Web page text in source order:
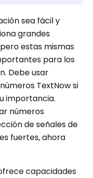
sea fácil y
grandes
estas mismas
para los
Debe usar
TextNow si
importancia.
números
de señales de
fuertes, ahora
capacidades